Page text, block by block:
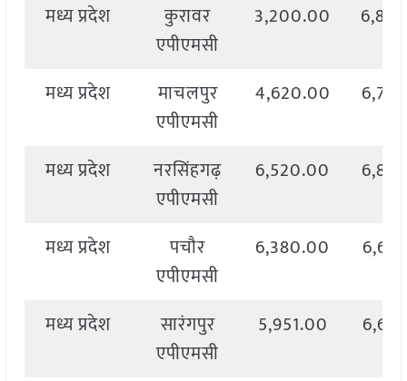
मध्य प्रदेश
कुरावर
एपीएमसी
3,200.00
मध्य प्रदेश
माचलपुर
एपीएमसी
4,620.00
मध्य प्रदेश
नरसिंहगढ़
एपीएमसी
6,520.00
मध्य प्रदेश
पचौर
एपीएमसी
6,380.00
मध्य प्रदेश
सारंगपुर
एपीएमसी
5,951.00